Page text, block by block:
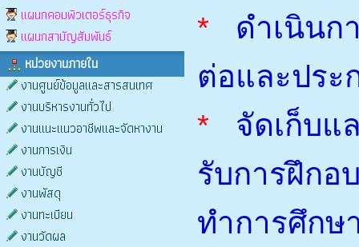
แผนกคอมพิวเตอร์ธุรกิจ
แผนกสามัญสัมพันธ์
หน่วยงานภายใน
งานศูนย์ข้อมูลและสารสนเทศ
งานบริหารงานทั่วไป
งานแนะแนวอาชีพและจัดหางาน
งานการเงิน
งานบัญชี
งานพัสดุ
งานทะเบียน
งานวัดผล
* ดำเนินก
ต่อและประ
* จัดเก็บแ
รับการฝึกอ
ทำการศึกษ